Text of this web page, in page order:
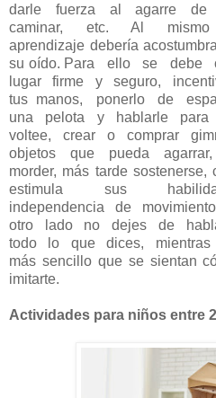
darle fuerza al agarre de
caminar, etc. Al mismo
aprendizaje debería
su oído. Para ello se
lugar firme y seguro,
tus manos, ponerlo de
una pelota y hablarle
voltee, crear o comprar
objetos que pueda agarrar,
morder, más tarde
estimula sus
independencia de
otro lado no dejes de
todo lo que dices, mientras
más sencillo que se sientan
imitarte.
Actividades para niños entre